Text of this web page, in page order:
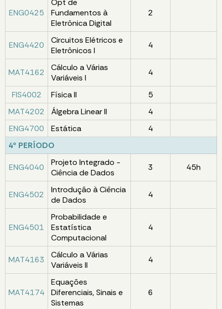
ENG0425
Opt de
Fundamentos à
Eletrônica Digital
2
ENG4420
Circuitos Elétricos e
Eletrônicos I
4
MAT4162
Cálculo a Várias
Variáveis I
4
FIS4002 Física II
5
MAT4202
Álgebra Linear II
4
ENG4700
Estática
4
4º PERÍODO
ENG4040
Projeto Integrado -
Ciência de Dados
3 45h
ENG4502
Introdução à Ciência
de Dados
4
ENG4501
Probabilidade e
Estatística
Computacional
4
MAT4163
Cálculo a Várias
Variáveis II
4
MAT4174
Equações
Diferenciais, Sinais e
Sistemas
6